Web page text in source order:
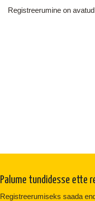
Registreerumine on
Palume tundidesse ette
Registreerumiseks saada